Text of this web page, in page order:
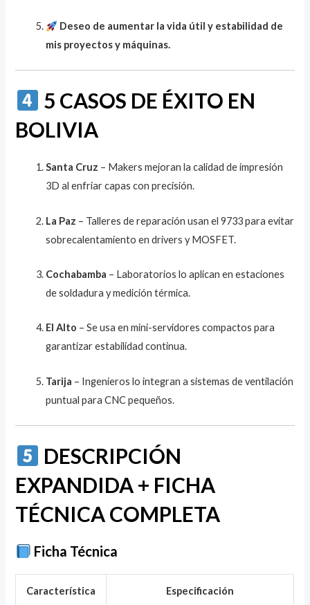
Deseo de aumentar la vida útil y estabilidad de
mis proyectos y máquinas.
5 CASOS DE ÉXITO EN
BOLIVIA
Santa Cruz – Makers mejoran la calidad de impresión
3D al enfriar capas con precisión.
La Paz – Talleres de reparación usan el 9733 para evitar
sobrecalentamiento en drivers y MOSFET.
Cochabamba – Laboratorios lo aplican en estaciones
de soldadura y medición térmica.
El Alto – Se usa en mini-servidores compactos para
garantizar estabilidad continua.
Tarija – Ingenieros lo integran a sistemas de ventilación
puntual para CNC pequeños.
DESCRIPCIÓN
EXPANDIDA + FICHA
TÉCNICA COMPLETA
Ficha Técnica
Característica Especificación